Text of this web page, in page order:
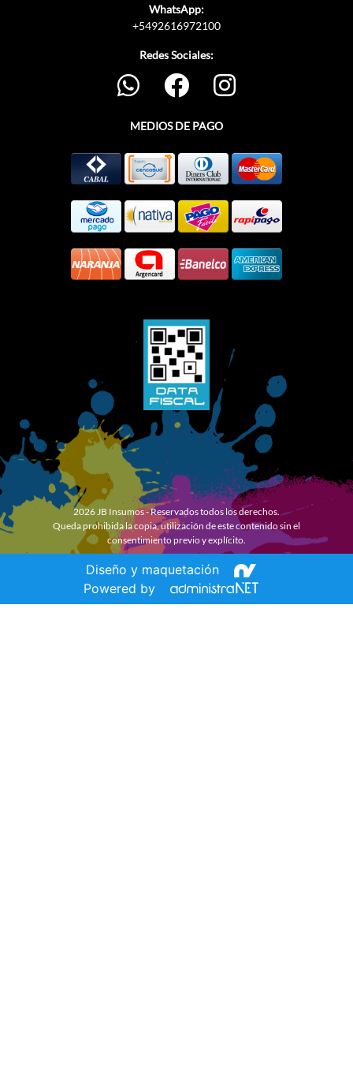
WhatsApp:
+5492616972100
Redes Sociales:
MEDIOS DE PAGO
2026 JB Insumos - Reservados todos los derechos.
Queda prohibida la copia, utilización de este contenido sin el
consentimiento previo y explícito.
Diseño y maquetación
Powered by